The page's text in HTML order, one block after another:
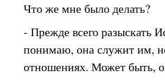
Что же мне было делать?
- Прежде всего разыскать
понимаю, она служит им,
отношениях. Может быть,